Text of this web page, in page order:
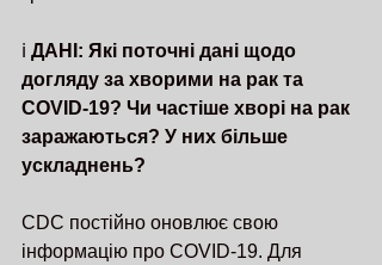
ℹ️ ДАНІ: Які поточні дані щодо
догляду за хворими на рак та
COVID-19? Чи частіше хворі на рак
заражаються? У них більше
ускладнень?
CDC постійно оновлює свою
інформацію про COVID-19. Для